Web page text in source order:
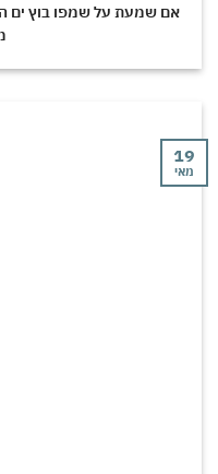
אם שמעת על שמפו בוץ ים המלח